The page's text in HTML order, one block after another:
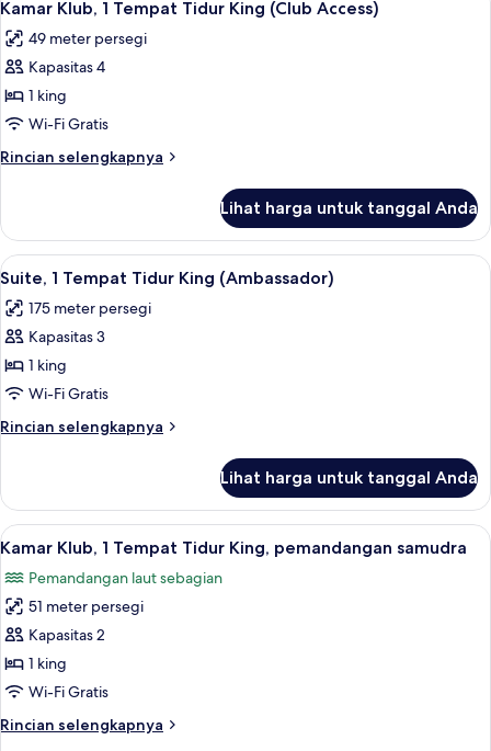
Tidur
Twin
Access)
semua
foto
untuk
Kamar
Klub,
1
Tempat
King
(Club
Access)
Kamar Klub, 1 Tempat Tidur King (Club Access)
49 meter persegi
Kapasitas 4
1 king
Wi-Fi Gratis
Rincian selengkapnya
Rincian
Kamar
Klub,
1
Tidur
King
Access)
Lihat harga untuk tanggal Anda
Lihat
semua
foto
untuk
Suite,
1
Tempat
Tidur
(Ambassador)
Suite, 1 Tempat Tidur King
5
Suite, 1 Tempat Tidur King (Ambassador)
175 meter persegi
Kapasitas 3
1 king
Wi-Fi Gratis
Rincian selengkapnya
Rincian
Suite,
Tempat
King
(Ambassador)
Lihat harga untuk tanggal Anda
Lihat
semua
foto
untuk
Kamar
Klub,
1
Tidur
Kamar Klub, 1 Tempat Tidur King,
5
Kamar Klub, 1 Tempat Tidur King, pemandangan samudra
Pemandangan laut sebagian
51 meter persegi
Kapasitas 2
1 king
Wi-Fi Gratis
Rincian selengkapnya
Rincian